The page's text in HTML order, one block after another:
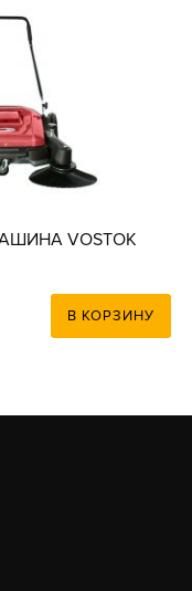
VOSTOK
В КОРЗИНУ